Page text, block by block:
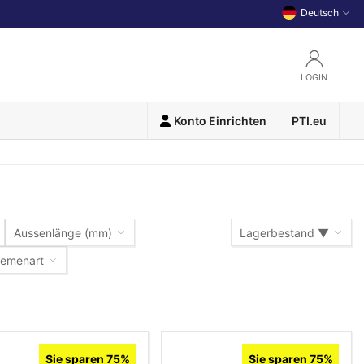
Deutsch
LOGIN
Konto Einrichten PTI.eu
Aussenlänge (mm)
Lagerbestand ▼
Warennummer (Z-A)
Sie sparen 75% Sie sparen 75%